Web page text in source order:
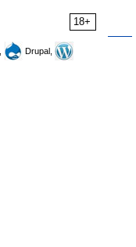
18+
Drupal,